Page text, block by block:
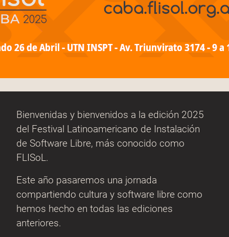
Bienvenidas y bienvenidos a la edición 2025
del Festival Latinoamericano de Instalación
de Software Libre, más conocido como
FLISoL.
Este año pasaremos una jornada
compartiendo cultura y software libre como
hemos hecho en todas las ediciones
anteriores.